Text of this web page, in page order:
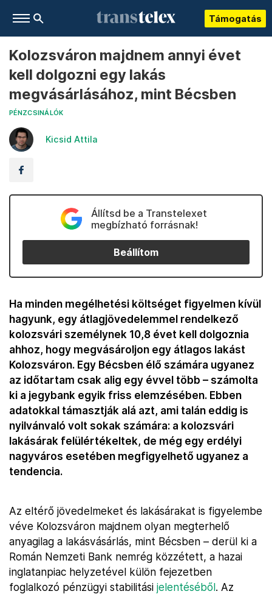
Támogatás
Kolozsváron majdnem annyi évet
kell dolgozni egy lakás
megvásárlásához, mint Bécsben
PÉNZCSINÁLÓK
Kicsid Attila
Állítsd be a Transtelexet
megbízható forrásnak!
Beállítom
Ha minden megélhetési költséget figyelmen kívül
hagyunk, egy átlagjövedelemmel rendelkező
kolozsvári személynek 10,8 évet kell dolgoznia
ahhoz, hogy megvásároljon egy átlagos lakást
Kolozsváron. Egy Bécsben élő számára ugyanez
az időtartam csak alig egy évvel több – számolta
ki a jegybank egyik friss elemzésében. Ebben
adatokkal támasztják alá azt, ami talán eddig is
nyilvánvaló volt sokak számára: a kolozsvári
lakásárak felülértékeltek, de még egy erdélyi
nagyváros esetében megfigyelhető ugyanez a
tendencia.
Az eltérő jövedelmeket és lakásárakat is figyelembe
véve Kolozsváron majdnem olyan megterhelő
anyagilag a lakásvásárlás, mint Bécsben – derül ki a
Román Nemzeti Bank nemrég közzétett, a hazai
inglatanpiac helyzetével külön fejezetben
foglalkozó pénzügyi stabilitási jelentéséből. Az